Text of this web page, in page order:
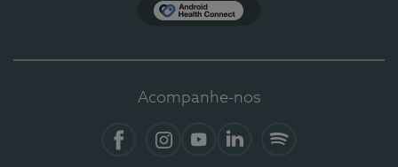
Acompanhe-nos